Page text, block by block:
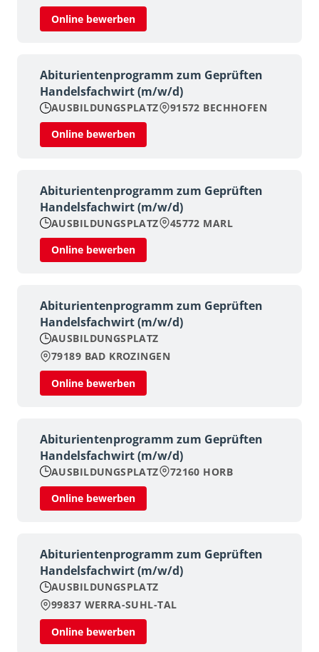
Online bewerben
Abiturientenprogramm zum Geprüften
Handelsfachwirt (m/w/d)
AUSBILDUNGSPLATZ
91572 BECHHOFEN
Online bewerben
Abiturientenprogramm zum Geprüften
Handelsfachwirt (m/w/d)
AUSBILDUNGSPLATZ
45772 MARL
Online bewerben
Abiturientenprogramm zum Geprüften
Handelsfachwirt (m/w/d)
AUSBILDUNGSPLATZ
79189 BAD KROZINGEN
Online bewerben
Abiturientenprogramm zum Geprüften
Handelsfachwirt (m/w/d)
AUSBILDUNGSPLATZ
72160 HORB
Online bewerben
Abiturientenprogramm zum Geprüften
Handelsfachwirt (m/w/d)
AUSBILDUNGSPLATZ
99837 WERRA-SUHL-TAL
Online bewerben